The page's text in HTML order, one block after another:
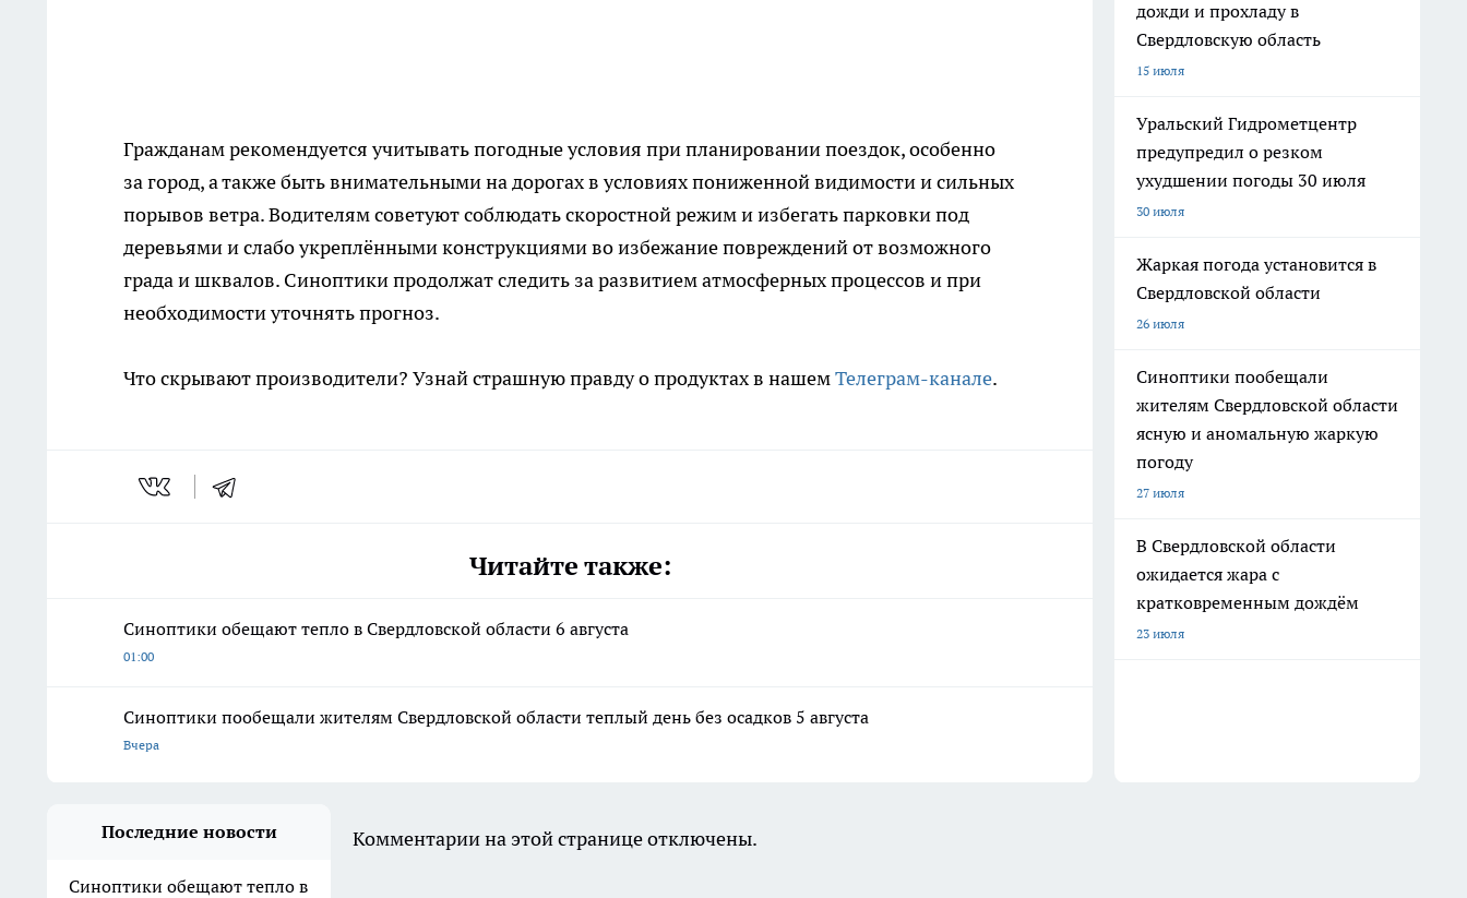
Гражданам рекомендуется учитывать погодные условия при планировании поездок, особенно
за город, а также быть внимательными на дорогах в условиях пониженной видимости и сильных
порывов ветра. Водителям советуют соблюдать скоростной режим и избегать парковки под
деревьями и слабо укреплёнными конструкциями во избежание повреждений от возможного
града и шквалов. Синоптики продолжат следить за развитием атмосферных процессов и при
необходимости уточнять прогноз.
Что скрывают производители? Узнай страшную правду о продуктах в нашемТелеграм-канале.
Читайте также:
Синоптики обещают тепло в Свердловской области 6 августа
01:00
Синоптики пообещали жителям Свердловской области теплый день без осадков 5 августа
Вчера
дожди и прохладу в
Свердловскую область
15 июля
Уральский Гидрометцентр
предупредил о резком
ухудшении погоды 30 июля
30 июля
Жаркая погода установится в
Свердловской области
26 июля
Синоптики пообещали
жителям Свердловской области
ясную и аномальную жаркую
погоду
27 июля
В Свердловской области
ожидается жара с
кратковременным дождём
23 июля
Последние новости
Синоптики обещают тепло в
Комментарии на этой странице отключены.